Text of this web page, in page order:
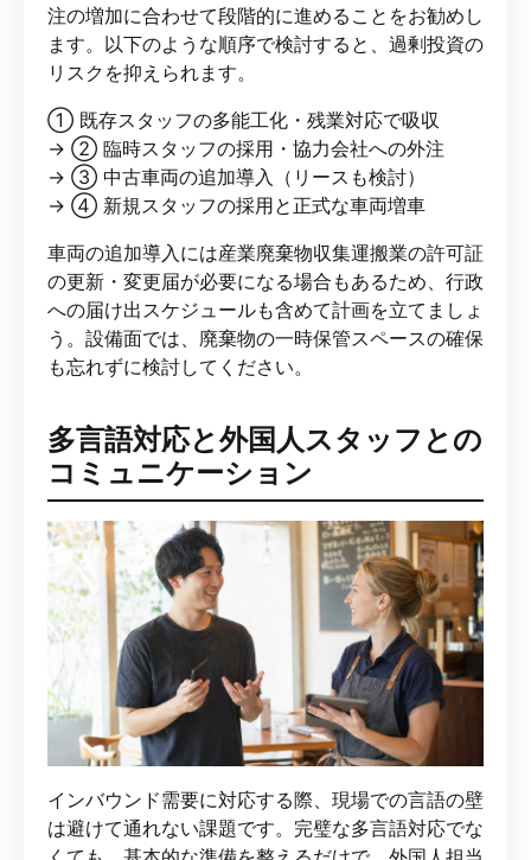
注の増加に合わせて段階的に進めることをお勧めし
ます。以下のような順序で検討すると、過剰投資の
リスクを抑えられます。
① 既存スタッフの多能工化・残業対応で吸収
→ ② 臨時スタッフの採用・協力会社への外注
→ ③ 中古車両の追加導入（リースも検討）
→ ④ 新規スタッフの採用と正式な車両増車
車両の追加導入には産業廃棄物収集運搬業の許可証
の更新・変更届が必要になる場合もあるため、行政
への届け出スケジュールも含めて計画を立てましょ
う。設備面では、廃棄物の一時保管スペースの確保
も忘れずに検討してください。
多言語対応と外国人スタッフとの
コミュニケーション
インバウンド需要に対応する際、現場での言語の壁
は避けて通れない課題です。完璧な多言語対応でな